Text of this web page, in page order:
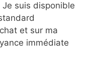
suis disponible
et sur ma
immédiate